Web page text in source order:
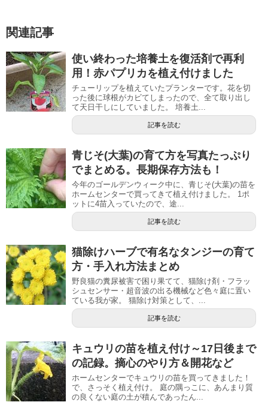
関連記事
使い終わった培養土を復活剤で再利
用！赤パプリカを植え付けました
チューリップを植えていたプランターです。花を切
った後に球根がカビてしまったので、全て取り出し
て天日干しにしていました。 培養土...
記事を読む
青じそ(大葉)の育て方を写真たっぷり
でまとめる。長期保存方法も！
今年のゴールデンウィーク中に、青じそ(大葉)の苗を
ホームセンターで買ってきて植え付けました。 1ポ
ットに4苗入っていたので、途...
記事を読む
猫除けハーブで有名なタンジーの育て
方・手入れ方法まとめ
野良猫の糞尿被害で困り果てて、猫除け剤・フラッ
シュセンサー・超音波の出る機械など色々庭に置い
ている我が家。 猫除け対策として、...
記事を読む
キュウリの苗を植え付け～17日後まで
の記録。摘心のやり方＆開花など
ホームセンターでキュウリの苗を買ってきました！
で、さっそく植え付け。 庭の隅っこに、あんまり質
の良くない庭の土が積んであったん...